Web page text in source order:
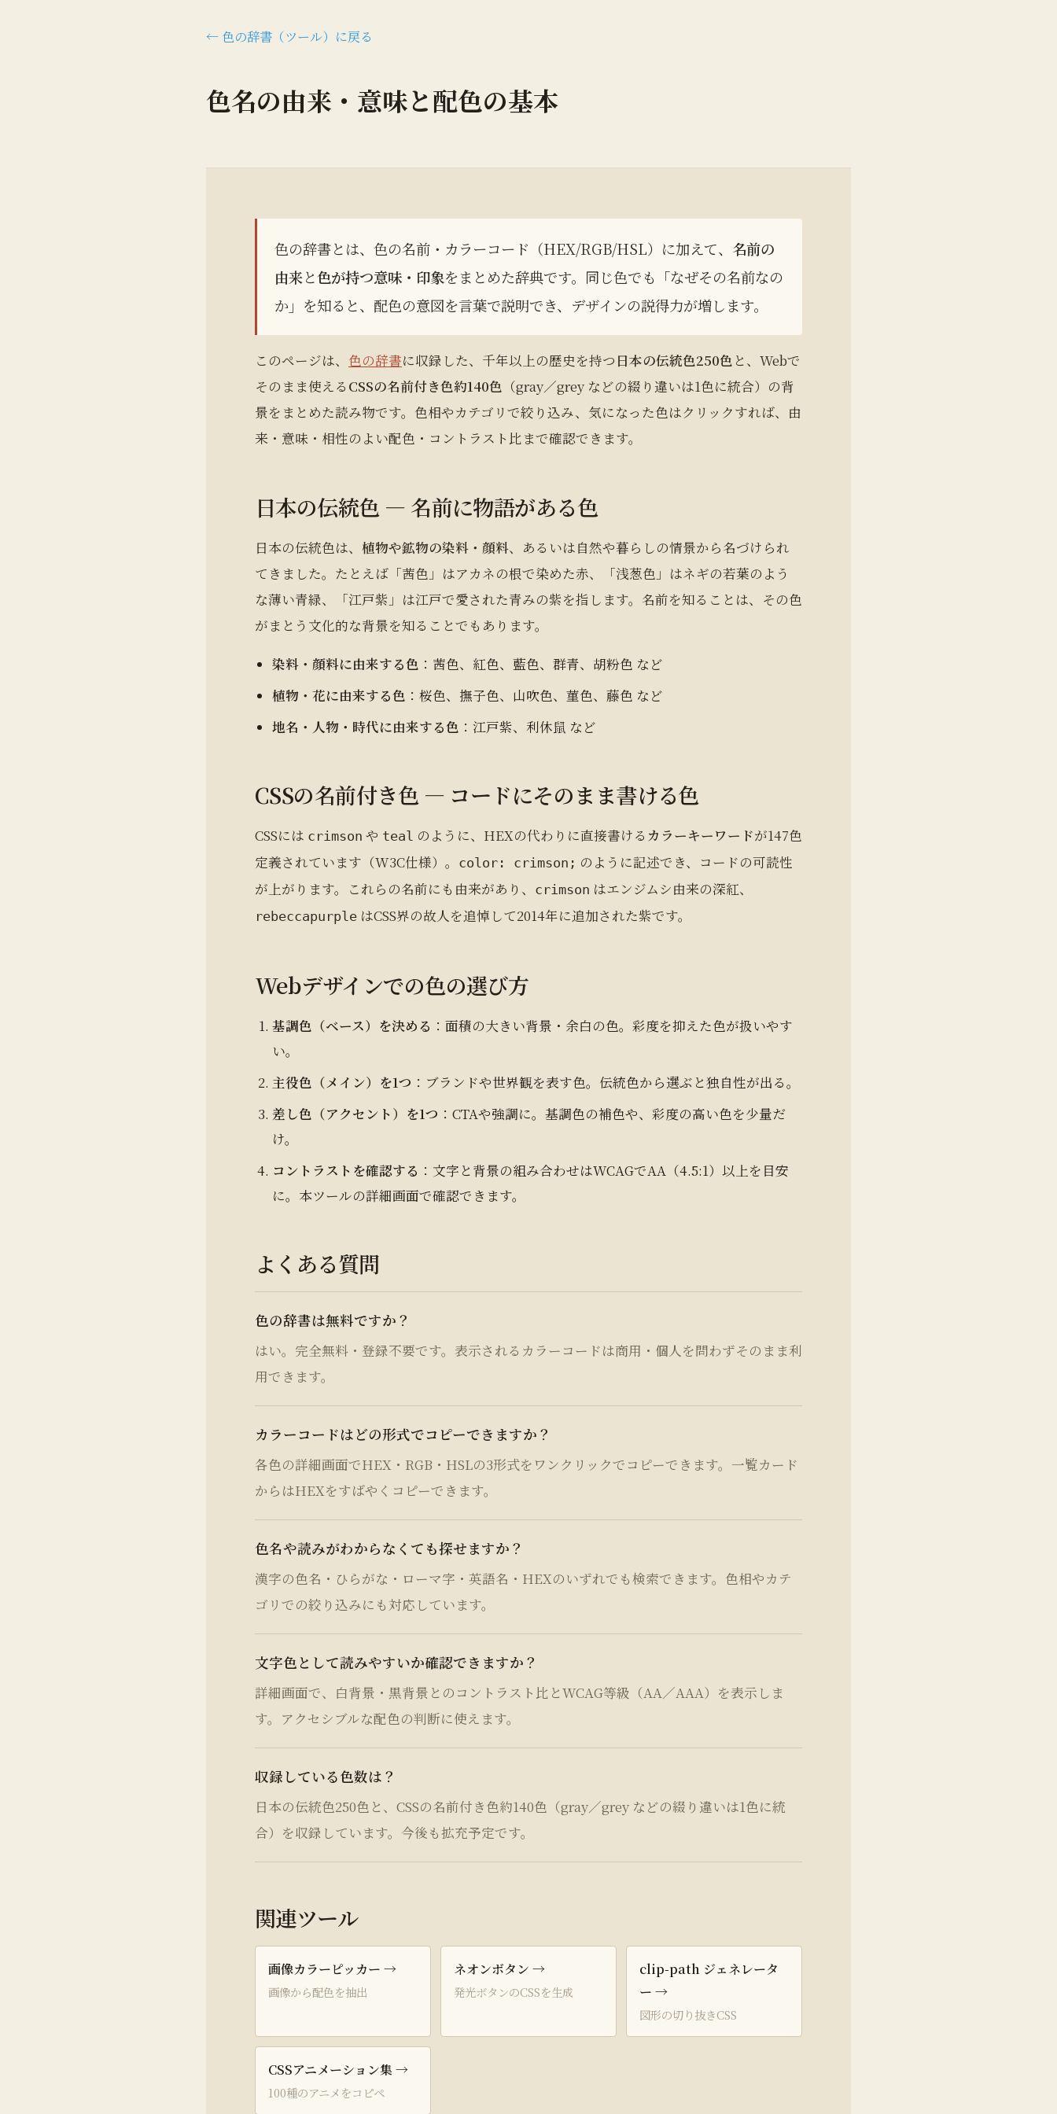
← 色の辞書（ツール）に戻る
色名の由来・意味と配色の基本
色の辞書とは、色の名前・カラーコード（HEX/RGB/HSL）に加えて、 名前の
由来と色が持つ意味・印象をまとめた辞典です。同じ色でも「なぜその名前なの
か」を知ると、配色の意図を言葉で説明でき、デザインの説得力が増します。
このページは、 色の辞書に収録した、千年以上の歴史を持つ 日本の伝統色250色 と、Webで
そのまま使える CSSの名前付き色約140色 （gray／grey などの綴り違いは1色に統合）の背
景をまとめた読み物です。色相やカテゴリで絞り込み、気になった色はクリックすれば、由
来・意味・相性のよい配色・コントラスト比まで確認できます。
日本の伝統色 ― 名前に物語がある色
日本の伝統色は、 植物や鉱物の染料・顔料、あるいは自然や暮らしの情景から名づけられ
てきました。たとえば「茜色」はアカネの根で染めた赤、「浅葱色」はネギの若葉のよう
な薄い青緑、「江戸紫」は江戸で愛された青みの紫を指します。名前を知ることは、その色
がまとう文化的な背景を知ることでもあります。
染料・顔料に由来する色 ：茜色、紅色、藍色、群青、胡粉色 など
植物・花に由来する色 ：桜色、撫子色、山吹色、菫色、藤色 など
地名・人物・時代に由来する色 ：江戸紫、利休鼠 など
CSSの名前付き色 ― コードにそのまま書ける色
CSSには crimson や teal のように、HEXの代わりに直接書ける カラーキーワードが147色
定義されています（W3C仕様）。
color: crimson; のように記述でき、コードの可読性
が上がります。これらの名前にも由来があり、
crimson はエンジムシ由来の深紅、
rebeccapurple はCSS界の故人を追悼して2014年に追加された紫です。
Webデザインでの色の選び方
基調色（ベース）を決める ：面積の大きい背景・余白の色。彩度を抑えた色が扱いやす
い。
主役色（メイン）を1つ ：ブランドや世界観を表す色。伝統色から選ぶと独自性が出る。
差し色（アクセント）を1つ ：CTAや強調に。基調色の補色や、彩度の高い色を少量だ
け。
コントラストを確認する ：文字と背景の組み合わせはWCAGでAA（4.5:1）以上を目安
に。本ツールの詳細画面で確認できます。
よくある質問
色の辞書は無料ですか？
はい。完全無料・登録不要です。表示されるカラーコードは商用・個人を問わずそのまま利
用できます。
カラーコードはどの形式でコピーできますか？
各色の詳細画面でHEX・RGB・HSLの3形式をワンクリックでコピーできます。一覧カード
からはHEXをすばやくコピーできます。
色名や読みがわからなくても探せますか？
漢字の色名・ひらがな・ローマ字・英語名・HEXのいずれでも検索できます。色相やカテ
ゴリでの絞り込みにも対応しています。
文字色として読みやすいか確認できますか？
詳細画面で、白背景・黒背景とのコントラスト比とWCAG等級（AA／AAA）を表示しま
す。アクセシブルな配色の判断に使えます。
収録している色数は？
日本の伝統色250色と、CSSの名前付き色約140色（gray／grey などの綴り違いは1色に統
合）を収録しています。今後も拡充予定です。
関連ツール
画像カラーピッカー →
画像から配色を抽出
ネオンボタン →
発光ボタンのCSSを生成
clip-path ジェネレータ
ー →
図形の切り抜きCSS
CSSアニメーション集 →
100種のアニメをコピペ